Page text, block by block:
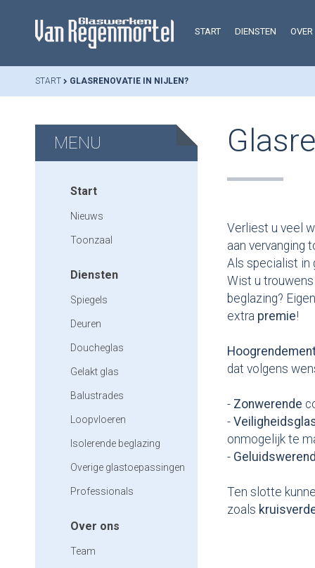
START DIENSTEN
START GLASRENOVATIE IN NIJLEN?
MENU
Start
Nieuws
Toonzaal
Diensten
Spiegels
Deuren
Doucheglas
Gelakt glas
Balustrades
Loopvloeren
Isolerende beglazing
Overige glastoepassingen
Professionals
Over ons
Team
Verliest u veel
aan vervanging
Als specialist in
Wist u
beglazing?
extra premie!
dat volgens
- Zonwerende
-
onmogelijk te
-
Ten slotte
zoals